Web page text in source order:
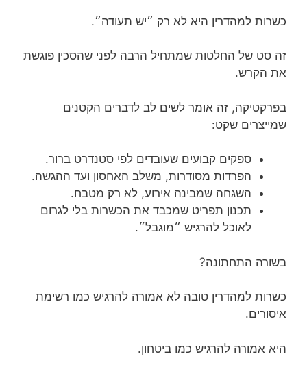
כשרות למהדרין היא לא רק ״יש תעודה״.
זה סט של החלטות שמתחיל הרבה לפני שהסכין פוגשת
את הקרש.
בפרקטיקה, זה אומר לשים לב לדברים הקטנים
שמייצרים שקט:
ספקים קבועים שעובדים לפי סטנדרט ברור.
הפרדות מסודרות, משלב האחסון ועד ההגשה.
השגחה שמבינה אירוע, לא רק מטבח.
תכנון תפריט שמכבד את הכשרות בלי לגרום
לאוכל להרגיש ״מוגבל״.
בשורה התחתונה?
כשרות למהדרין טובה לא אמורה להרגיש כמו רשימת
איסורים.
היא אמורה להרגיש כמו ביטחון.